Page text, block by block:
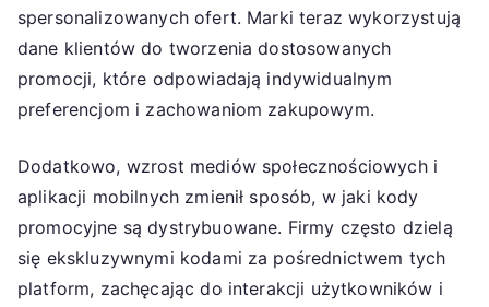
spersonalizowanych ofert. Marki teraz wykorzystują
dane klientów do tworzenia dostosowanych
promocji, które odpowiadają indywidualnym
preferencjom i zachowaniom zakupowym.
Dodatkowo, wzrost mediów społecznościowych i
aplikacji mobilnych zmienił sposób, w jaki kody
promocyjne są dystrybuowane. Firmy często dzielą
się ekskluzywnymi kodami za pośrednictwem tych
platform, zachęcając do interakcji użytkowników i